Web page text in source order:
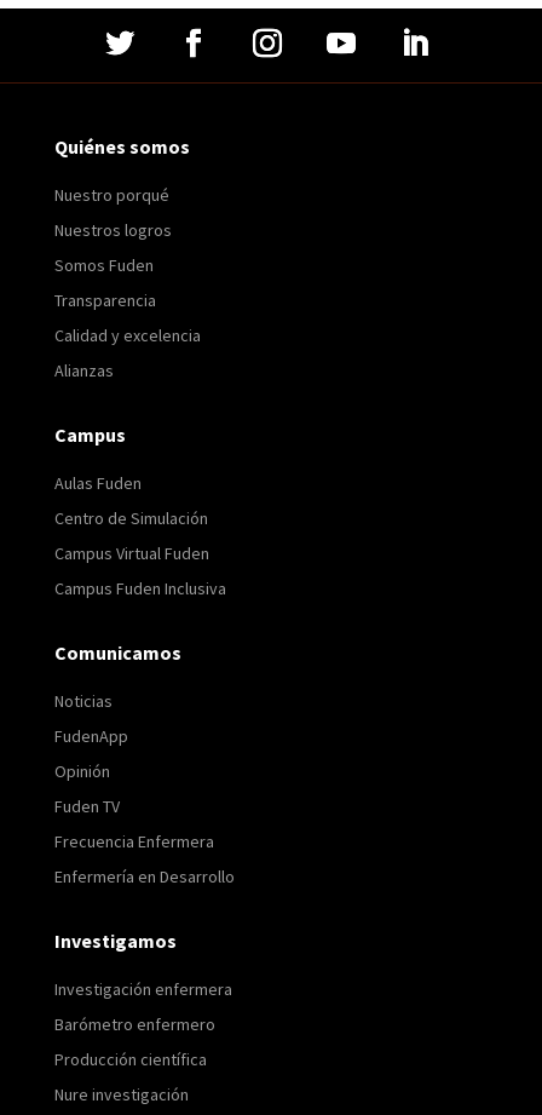
Quiénes somos
Nuestro porqué
Nuestros logros
Somos Fuden
Transparencia
Calidad y excelencia
Alianzas
Campus
Aulas Fuden
Centro de Simulación
Campus Virtual Fuden
Campus Fuden Inclusiva
Comunicamos
Noticias
FudenApp
Opinión
Fuden TV
Frecuencia Enfermera
Enfermería en Desarrollo
Investigamos
Investigación enfermera
Barómetro enfermero
Producción científica
Nure investigación